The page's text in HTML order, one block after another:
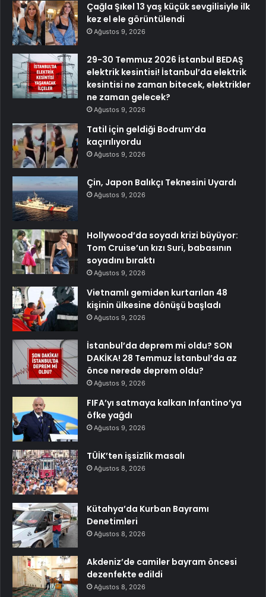
Çağla Şıkel 13 yaş küçük sevgilisiyle ilk
kez el ele görüntülendi
Ağustos 9, 2026
29-30 Temmuz 2026 İstanbul BEDAŞ
elektrik kesintisi! İstanbul’da elektrik
kesintisi ne zaman bitecek, elektrikler
ne zaman gelecek?
Ağustos 9, 2026
Tatil için geldiği Bodrum’da
kaçırılıyordu
Ağustos 9, 2026
Çin, Japon Balıkçı Teknesini Uyardı
Ağustos 9, 2026
Hollywood’da soyadı krizi büyüyor:
Tom Cruise’un kızı Suri, babasının
soyadını bıraktı
Ağustos 9, 2026
Vietnamlı gemiden kurtarılan 48
kişinin ülkesine dönüşü başladı
Ağustos 9, 2026
İstanbul’da deprem mi oldu? SON
DAKİKA! 28 Temmuz İstanbul’da az
önce nerede deprem oldu?
Ağustos 9, 2026
FIFA’yı satmaya kalkan Infantino’ya
öfke yağdı
Ağustos 9, 2026
TÜİK’ten işsizlik masalı
Ağustos 8, 2026
Kütahya’da Kurban Bayramı
Denetimleri
Ağustos 8, 2026
Akdeniz’de camiler bayram öncesi
dezenfekte edildi
Ağustos 8, 2026